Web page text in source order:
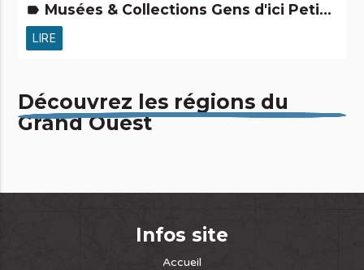
label Musées & Collections Gens d'ici Petits métiers Activités touristiques, sportives, culturelles
LIRE
Découvrez les régions du
Grand Ouest
Infos site
Accueil